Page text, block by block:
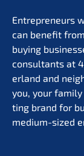
Entre­pre­neurs
can benefit
buying
consul­tants at
er­land and
you, your
ting brand for
medium-sized